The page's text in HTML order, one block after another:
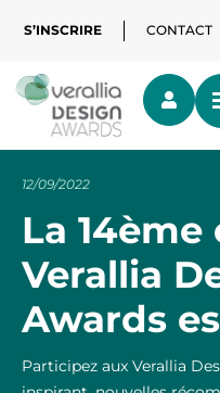
S’INSCRIRE CONTACT
12/09/2022
La
Verallia
Awards
Participez aux Verallia